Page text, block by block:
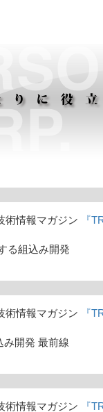
術情報マガジン 『
る組込み開発
術情報マガジン 『
み開発 最前線
術情報マガジン 『